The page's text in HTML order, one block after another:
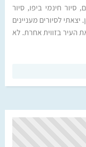
חינמי ביפו, סיור
יצאתי לסיורים מעניינים
העיר בזווית אחרת. לא